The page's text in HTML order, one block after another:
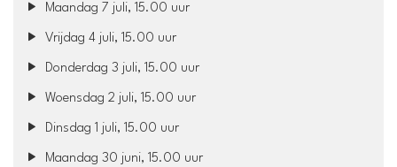
Maandag 7 juli, 15.00 uur
Vrijdag 4 juli, 15.00 uur
Donderdag 3 juli, 15.00 uur
Woensdag 2 juli, 15.00 uur
Dinsdag 1 juli, 15.00 uur
Maandag 30 juni, 15.00 uur